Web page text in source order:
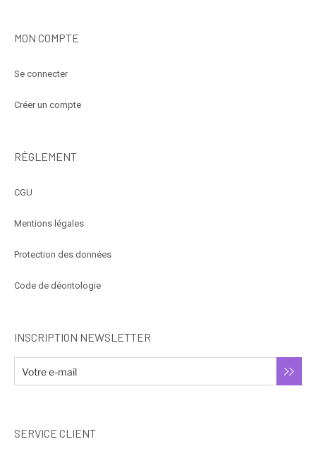
MON COMPTE
Se connecter
Créer un compte
RÈGLEMENT
CGU
Mentions légales
Protection des données
Code de déontologie
INSCRIPTION NEWSLETTER
SERVICE CLIENT